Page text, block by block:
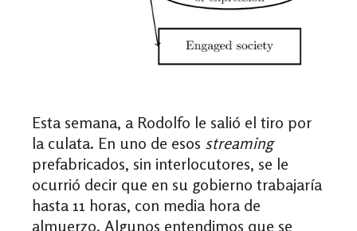
Esta semana, a Rodolfo le salió el tiro por
la culata. En uno de esos streaming
prefabricados, sin interlocutores, se le
ocurrió decir que en su gobierno trabajaría
hasta 11 horas, con media hora de
almuerzo. Algunos entendimos que se